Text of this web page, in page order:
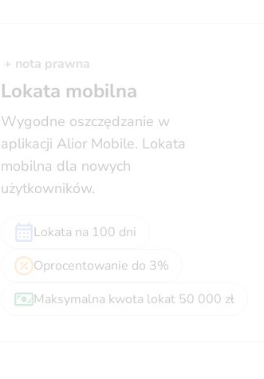
+ nota prawna
Lokata mobilna
Wygodne oszczędzanie w
aplikacji Alior Mobile. Lokata
mobilna dla nowych
użytkowników.
Lokata na 100 dni
Oprocentowanie do 3%
Maksymalna kwota lokat 50 000 zł